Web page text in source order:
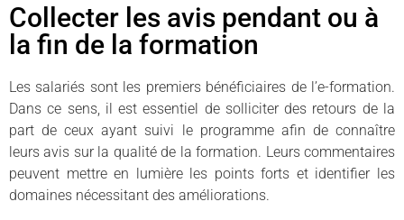
Collecter les avis pendant ou à
la fin de la formation
Les salariés sont les premiers bénéficiaires de l’e-formation.
Dans ce sens, il est essentiel de solliciter des retours de la
part de ceux ayant suivi le programme afin de connaître
leurs avis sur la qualité de la formation. Leurs commentaires
peuvent mettre en lumière les points forts et identifier les
domaines nécessitant des améliorations.